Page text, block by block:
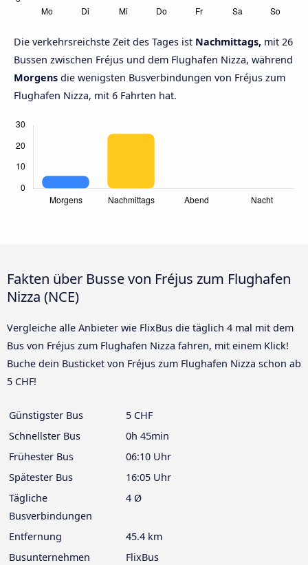
Die verkehrsreichste Zeit des Tages ist Nachmittags, mit 26
Bussen zwischen Fréjus und dem Flughafen Nizza, während
Morgens die wenigsten Busverbindungen von Fréjus zum
Flughafen Nizza, mit 6 Fahrten hat.
Fakten über Busse von Fréjus zum Flughafen
Nizza (NCE)
Vergleiche alle Anbieter wie FlixBus die täglich 4 mal mit dem
Bus von Fréjus zum Flughafen Nizza fahren, mit einem Klick!
Buche dein Busticket von Fréjus zum Flughafen Nizza schon ab
5 CHF!
Günstigster Bus
5 CHF
Schnellster Bus
0h 45min
Frühester Bus
06:10 Uhr
Spätester Bus
16:05 Uhr
Tägliche
Busverbindungen
4 Ø
Entfernung
45.4 km
Busunternehmen
FlixBus